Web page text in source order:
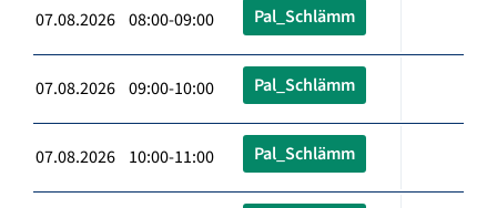
07.08.2026 08:00-09:00 Pal_Schlämm
07.08.2026 09:00-10:00 Pal_Schlämm
07.08.2026 10:00-11:00 Pal_Schlämm